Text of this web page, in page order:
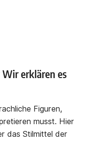
erklären es
Figuren,
musst. Hier
das Stilmittel der